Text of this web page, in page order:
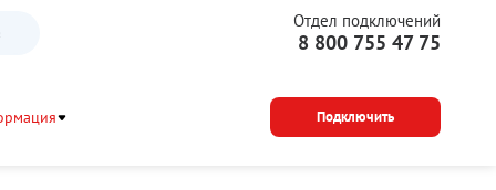
Отдел подключений
8 800 755 47 75
Подключить